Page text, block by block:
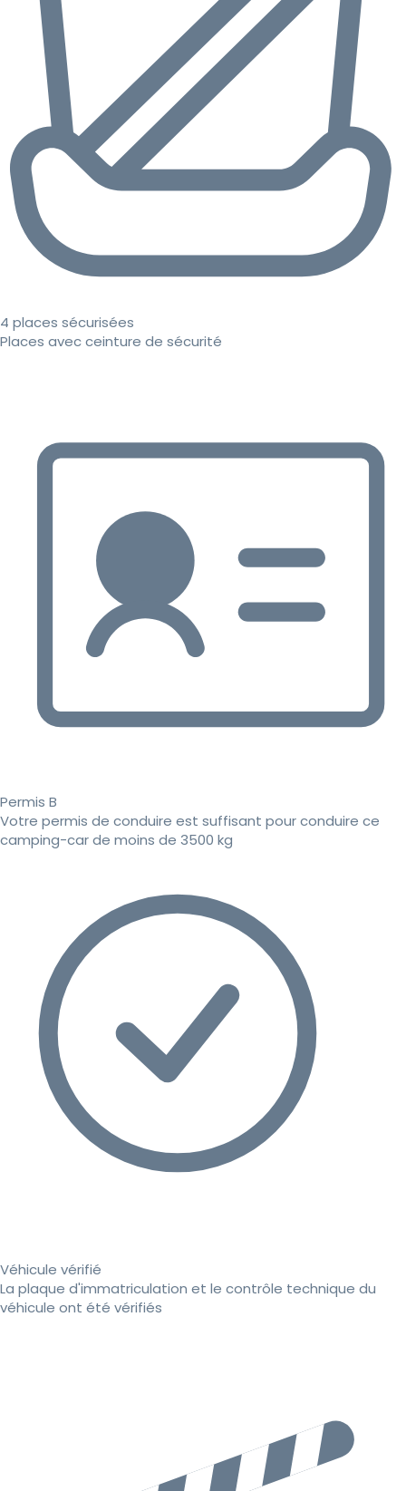
4 places sécurisées
Places avec ceinture de sécurité
Permis B
Votre permis de conduire est suffisant pour conduire ce
camping-car de moins de 3500 kg
Véhicule vérifié
La plaque d'immatriculation et le contrôle technique du
véhicule ont été vérifiés